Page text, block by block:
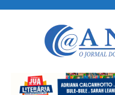
A Noticia